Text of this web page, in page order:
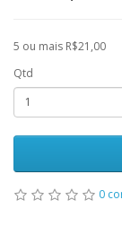
5 ou mais R$21,00
Qtd
0